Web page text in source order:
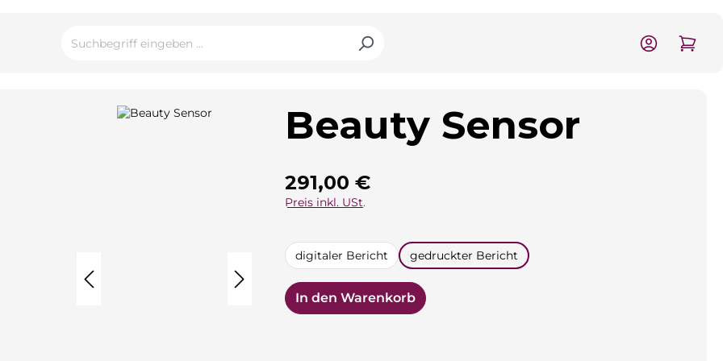
Beauty Sensor
Regulärer Preis:
291,00 €
Preis inkl. USt.
auswählen
digitaler Bericht gedruckter Bericht
In den Warenkorb